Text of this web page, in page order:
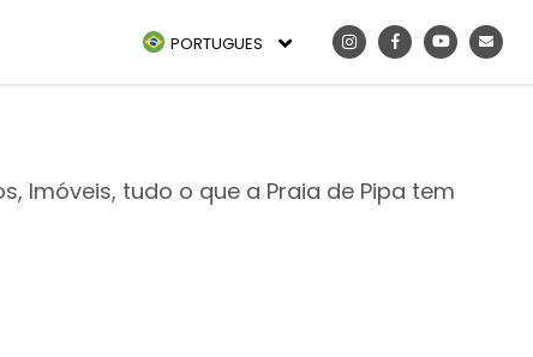
PORTUGUES
Imóveis, tudo o que a Praia de Pipa tem